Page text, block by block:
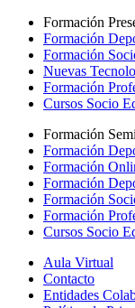
Formación
Formación
Formación
Nuevas
Formación
Cursos Socio
Formación
Formación
Formación
Formación
Formación
Formación
Cursos Socio
Aula Virtual
Contacto
Entidades